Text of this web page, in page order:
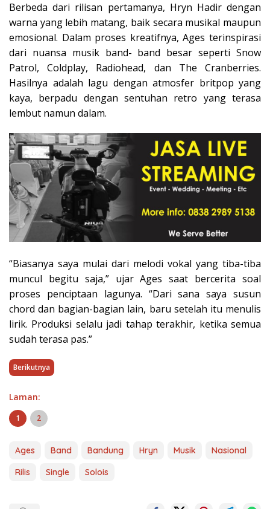
Berbeda dari rilisan pertamanya, Hryn Hadir dengan
warna yang lebih matang, baik secara musikal maupun
emosional. Dalam proses kreatifnya, Ages terinspirasi
dari nuansa musik band- band besar seperti Snow
Patrol, Coldplay, Radiohead, dan The Cranberries.
Hasilnya adalah lagu dengan atmosfer britpop yang
kaya, berpadu dengan sentuhan retro yang terasa
lembut namun dalam.
“Biasanya saya mulai dari melodi vokal yang tiba-tiba
muncul begitu saja,” ujar Ages saat bercerita soal
proses penciptaan lagunya. “Dari sana saya susun
chord dan bagian-bagian lain, baru setelah itu menulis
lirik. Produksi selalu jadi tahap terakhir, ketika semua
sudah terasa pas.”
Berikutnya
Laman:
1 2
Ages Band Bandung Hryn Musik
Nasional
Rilis
Single Solois